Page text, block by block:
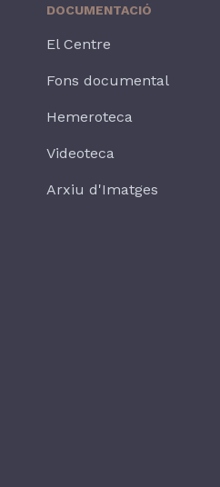
DOCUMENTACIÓ
El Centre
Fons documental
Hemeroteca
Videoteca
Arxiu d'Imatges